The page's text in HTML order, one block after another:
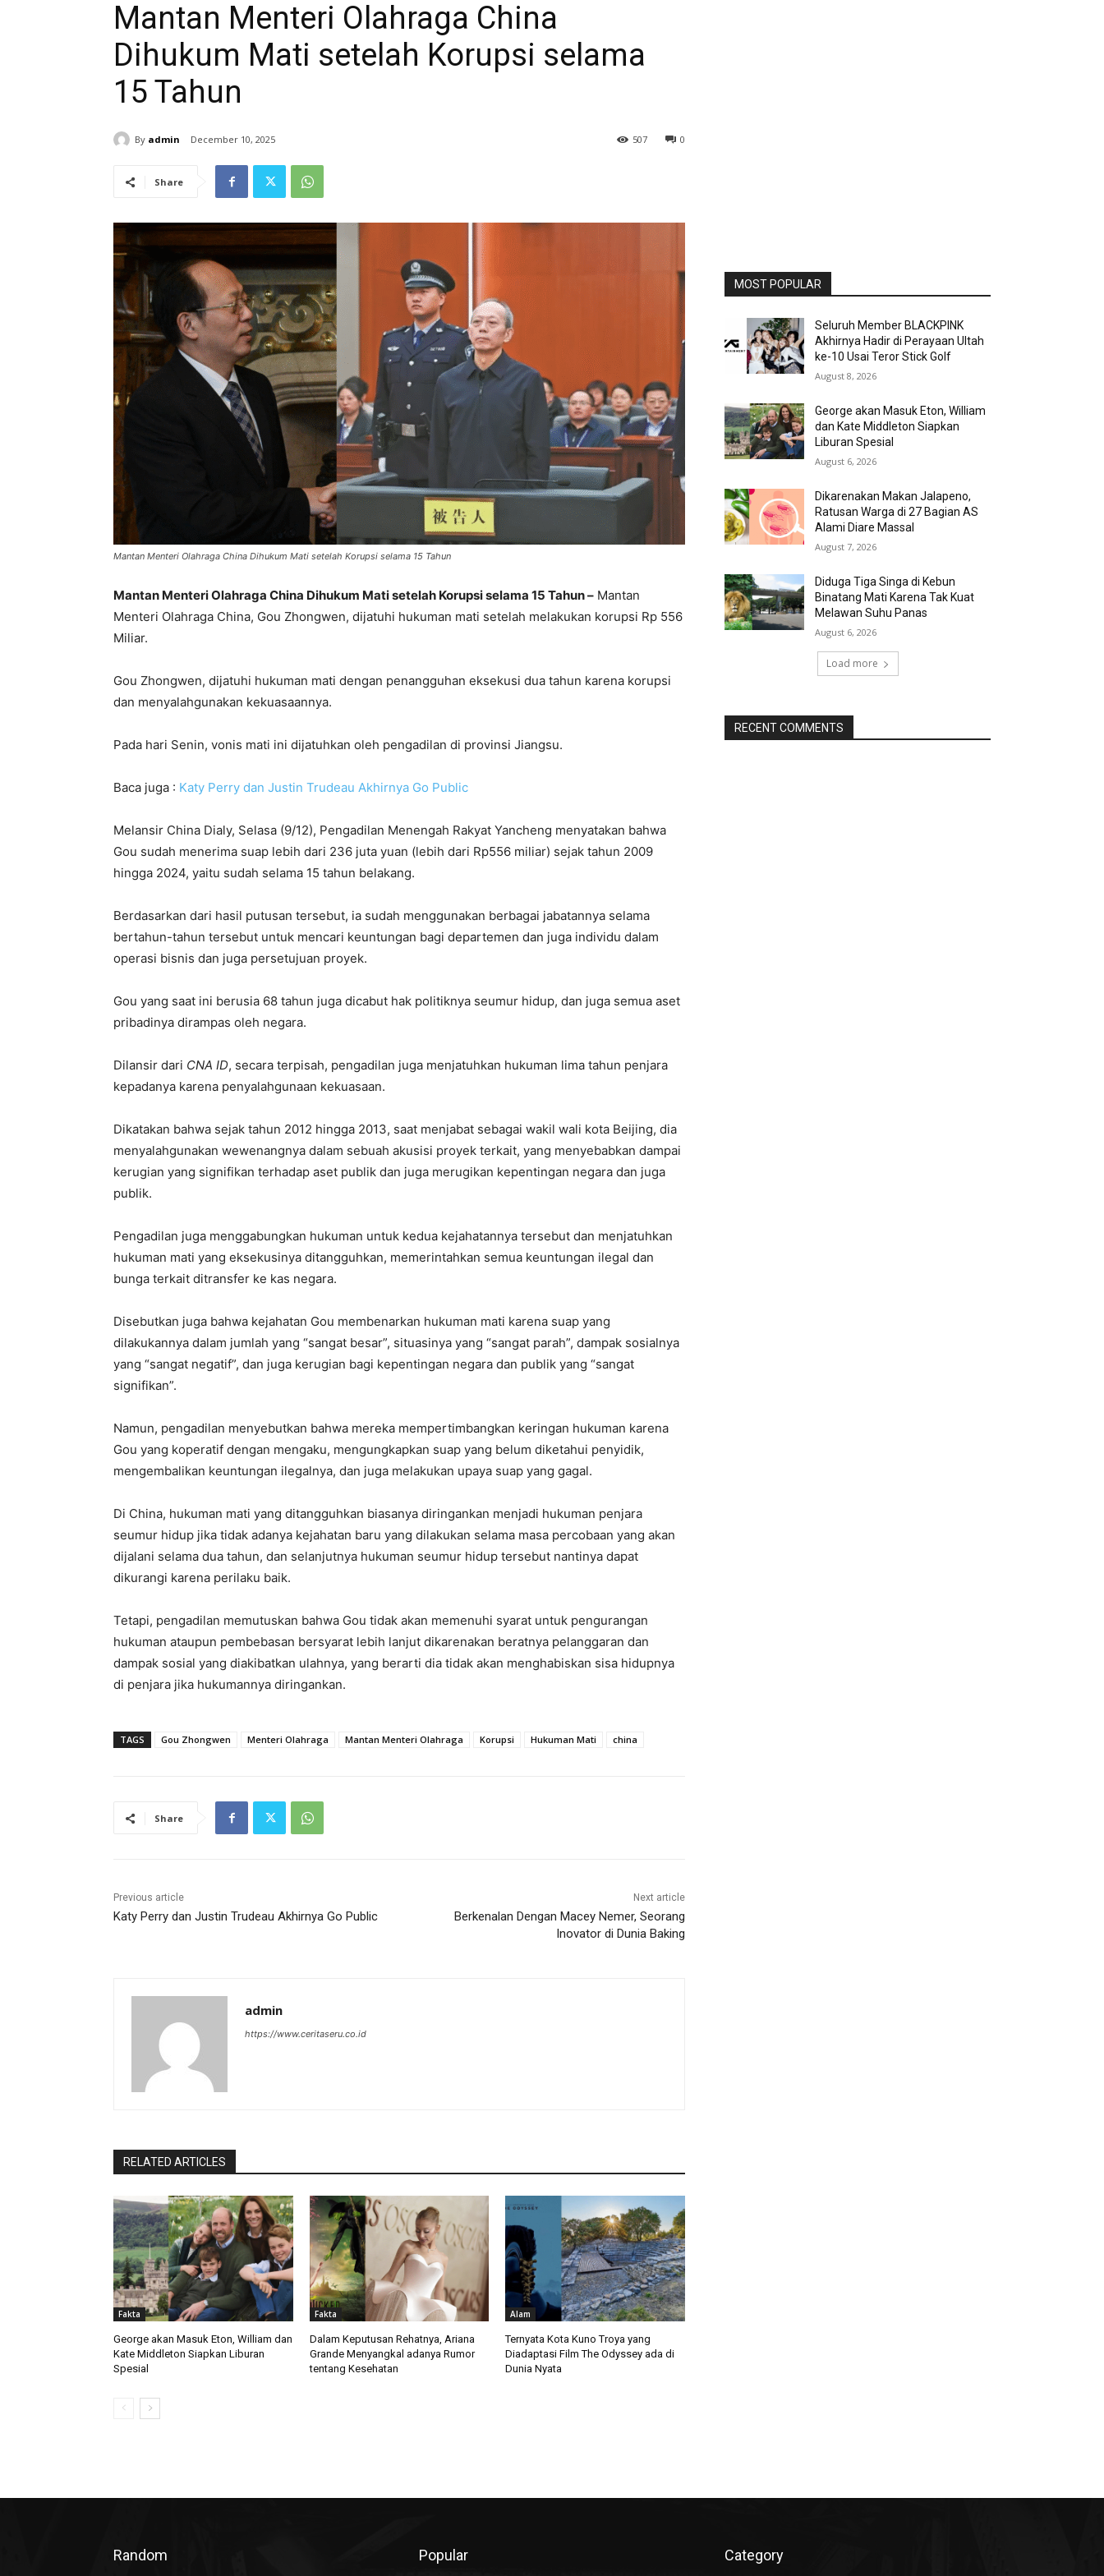
Mantan Menteri Olahraga China
Dihukum Mati setelah Korupsi selama
15 Tahun
By admin December 10, 2025 0
507
Share
Mantan Menteri Olahraga China Dihukum Mati setelah Korupsi selama 15 Tahun
Mantan Menteri Olahraga China Dihukum Mati setelah Korupsi selama 15 Tahun – Mantan
Menteri Olahraga China, Gou Zhongwen, dijatuhi hukuman mati setelah melakukan korupsi Rp 556
Miliar.
Gou Zhongwen, dijatuhi hukuman mati dengan penangguhan eksekusi dua tahun karena korupsi
dan menyalahgunakan kekuasaannya.
Pada hari Senin, vonis mati ini dijatuhkan oleh pengadilan di provinsi Jiangsu.
Baca juga : Katy Perry dan Justin Trudeau Akhirnya Go Public
Melansir China Dialy, Selasa (9/12), Pengadilan Menengah Rakyat Yancheng menyatakan bahwa
Gou sudah menerima suap lebih dari 236 juta yuan (lebih dari Rp556 miliar) sejak tahun 2009
hingga 2024, yaitu sudah selama 15 tahun belakang.
Berdasarkan dari hasil putusan tersebut, ia sudah menggunakan berbagai jabatannya selama
bertahun-tahun tersebut untuk mencari keuntungan bagi departemen dan juga individu dalam
operasi bisnis dan juga persetujuan proyek.
Gou yang saat ini berusia 68 tahun juga dicabut hak politiknya seumur hidup, dan juga semua aset
pribadinya dirampas oleh negara.
Dilansir dari CNA ID, secara terpisah, pengadilan juga menjatuhkan hukuman lima tahun penjara
kepadanya karena penyalahgunaan kekuasaan.
Dikatakan bahwa sejak tahun 2012 hingga 2013, saat menjabat sebagai wakil wali kota Beijing, dia
menyalahgunakan wewenangnya dalam sebuah akusisi proyek terkait, yang menyebabkan dampai
kerugian yang signifikan terhadap aset publik dan juga merugikan kepentingan negara dan juga
publik.
Pengadilan juga menggabungkan hukuman untuk kedua kejahatannya tersebut dan menjatuhkan
hukuman mati yang eksekusinya ditangguhkan, memerintahkan semua keuntungan ilegal dan
bunga terkait ditransfer ke kas negara.
Disebutkan juga bahwa kejahatan Gou membenarkan hukuman mati karena suap yang
dilakukannya dalam jumlah yang “sangat besar”, situasinya yang “sangat parah”, dampak sosialnya
yang “sangat negatif”, dan juga kerugian bagi kepentingan negara dan publik yang “sangat
signifikan”.
Namun, pengadilan menyebutkan bahwa mereka mempertimbangkan keringan hukuman karena
Gou yang koperatif dengan mengaku, mengungkapkan suap yang belum diketahui penyidik,
mengembalikan keuntungan ilegalnya, dan juga melakukan upaya suap yang gagal.
Di China, hukuman mati yang ditangguhkan biasanya diringankan menjadi hukuman penjara
seumur hidup jika tidak adanya kejahatan baru yang dilakukan selama masa percobaan yang akan
dijalani selama dua tahun, dan selanjutnya hukuman seumur hidup tersebut nantinya dapat
dikurangi karena perilaku baik.
Tetapi, pengadilan memutuskan bahwa Gou tidak akan memenuhi syarat untuk pengurangan
hukuman ataupun pembebasan bersyarat lebih lanjut dikarenakan beratnya pelanggaran dan
dampak sosial yang diakibatkan ulahnya, yang berarti dia tidak akan menghabiskan sisa hidupnya
di penjara jika hukumannya diringankan.
TAGS Gou Zhongwen Menteri Olahraga Mantan Menteri Olahraga Korupsi Hukuman Mati china
Share
Previous article
Katy Perry dan Justin Trudeau Akhirnya Go Public
Next article
Berkenalan Dengan Macey Nemer, Seorang
Inovator di Dunia Baking
admin
https://www.ceritaseru.co.id
RELATED ARTICLES
Fakta
George akan Masuk Eton, William dan
Kate Middleton Siapkan Liburan
Spesial
Fakta
Dalam Keputusan Rehatnya, Ariana
Grande Menyangkal adanya Rumor
tentang Kesehatan
Alam
Ternyata Kota Kuno Troya yang
Diadaptasi Film The Odyssey ada di
Dunia Nyata
MOST POPULAR
Seluruh Member BLACKPINK
Akhirnya Hadir di Perayaan Ultah
ke-10 Usai Teror Stick Golf
August 8, 2026
George akan Masuk Eton, William
dan Kate Middleton Siapkan
Liburan Spesial
August 6, 2026
Dikarenakan Makan Jalapeno,
Ratusan Warga di 27 Bagian AS
Alami Diare Massal
August 7, 2026
Diduga Tiga Singa di Kebun
Binatang Mati Karena Tak Kuat
Melawan Suhu Panas
August 6, 2026
Load more
RECENT COMMENTS
Random Popular Category